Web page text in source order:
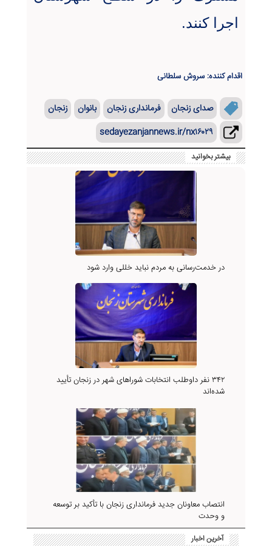
اجرا کنند.
اقدام کننده: سروش سلطانی
صدای زنجان فرمانداری زنجان بانوان
زنجان
sedayezanjannews.ir/nx۱۶۰۲۹
بیشتر بخوانید
در خدمت‌رسانی به مردم نباید خللی وارد شود
۳۴۲ نفر داوطلب انتخابات شوراهای شهر در زنجان تأیید
شده‌اند
انتصاب معاونان جدید فرمانداری زنجان با تأکید بر توسعه
و وحدت
آخرین اخبار